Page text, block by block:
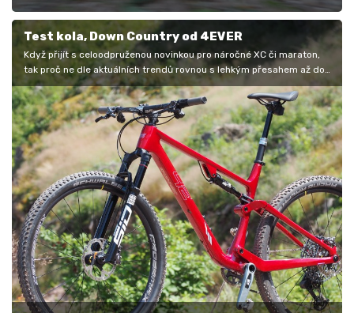
Test kola, Down Country od 4EVER
Když přijít s celoodpruženou novinkou pro náročné XC či maraton,
tak proč ne dle aktuálních trendů rovnou s lehkým přesahem až do
kategorie…